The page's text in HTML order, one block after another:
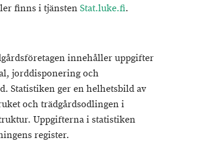
finns i tjänstenStat.luke.fi.
innehåller uppgifter
jorddisponering och
Statistiken ger en helhetsbild av
och trädgårdsodlingen i
Uppgifterna i statistiken
register.